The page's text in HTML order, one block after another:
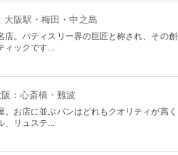
大阪駅・梅田・中之島
店。パティスリー界の巨匠と称され、その
ィックです...
：心斎橋・難波
お店に並ぶパンはどれもクオリティが高
、リュステ...